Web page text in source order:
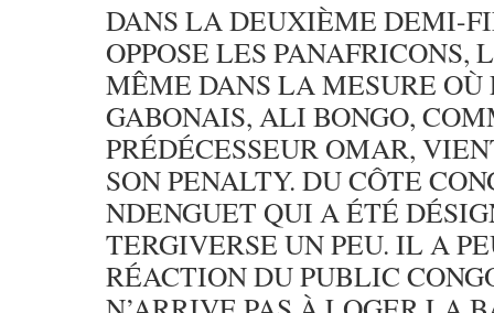
DANS LA DEUXIÈME DEMI-
OPPOSE LES PANAFRICONS,
MÊME DANS LA MESURE
GABONAIS, ALI BONGO,
PRÉDÉCESSEUR OMAR,
SON PENALTY. DU CÔTE
NDENGUET QUI A ÉTÉ
TERGIVERSE UN PEU. IL A
RÉACTION DU PUBLIC